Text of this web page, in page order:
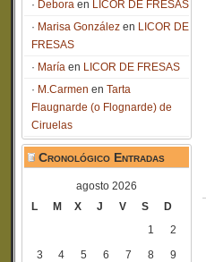
Debora en LICOR DE FRESAS
Marisa González en LICOR DE
FRESAS
María en LICOR DE FRESAS
M.Carmen en Tarta
Flaugnarde (o Flognarde) de
Ciruelas
Cronológico Entradas
agosto 2026
L
M X J V S
D
1
2
3
4 5 6 7 8
9